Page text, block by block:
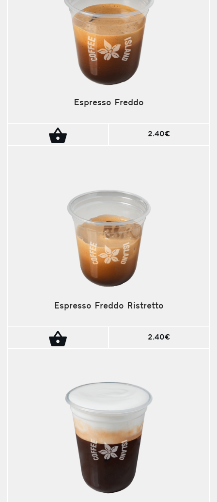
Espresso Freddo
2.40€
Espresso Freddo Ristretto
2.40€